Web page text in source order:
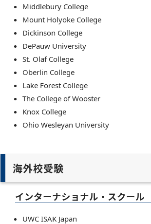
Middlebury College
Mount Holyoke College
Dickinson College
DePauw University
St. Olaf College
Oberlin College
Lake Forest College
The College of Wooster
Knox College
Ohio Wesleyan University
海外校受験
インターナショナル・スクール
UWC ISAK Japan